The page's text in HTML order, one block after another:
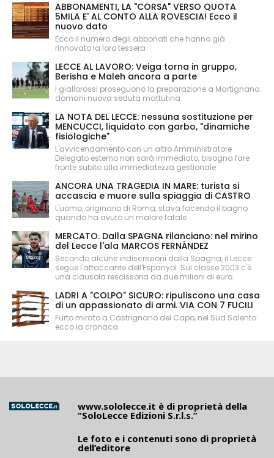
ABBONAMENTI, LA "CORSA" VERSO QUOTA
5MILA E' AL CONTO ALLA ROVESCIA! Ecco il
nuovo dato
Ecco il numero degli abbonati che hanno già
rinnovato la loro tessera
LECCE AL LAVORO: Veiga torna in gruppo,
Berisha e Maleh ancora a parte
I giallorossi proseguono la preparazione a Martignano:
domani nuova seduta mattutina
LA NOTA DEL LECCE: nessuna sostituzione per
MENCUCCI, liquidato con garbo, "dinamiche
fisiologiche"
L'avvicendamento con un altro Amministratore
Delegato esterno non sarà immediato, bisogna fare
fronte subito alla immediatezza gestionale
ANCORA UNA TRAGEDIA IN MARE: turista si
accascia e muore sulla spiaggia di CASTRO
L'uomo, originario di Roma, stava facendo il bagno
quando ha avuto un malore fatale
MERCATO. Dalla SPAGNA rilanciano: nel mirino
del Lecce l'ala MARCOS FERNÁNDEZ
Secondo alcune indiscrezioni dalla Spagna, il Lecce
segue l'attaccante dell'Espanyol. Sul classe 2003 c'è
una clausola rescissoria da due milioni di euro.
LADRI A "COLPO" SICURO: ripuliscono una casa
di un appassionato di armi. VIA CON 7 FUCILI
Furto mirato a Castrignano del Capo, nel Sud Salento:
ecco la cronaca
www.sololecce.it è di proprietà della
“SoloLecce Edizioni S.r.l.s.”
Le foto e i contenuti sono di proprietà
dell’editore